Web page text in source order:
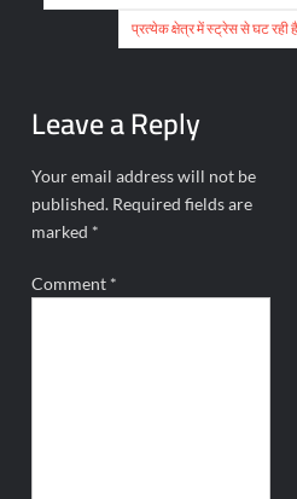
navigationप्रत्येक क्षेत्र में स्ट्रेस से घट रही है
Leave a Reply
Your email address will not be
published. Required fields are
marked *
Comment *